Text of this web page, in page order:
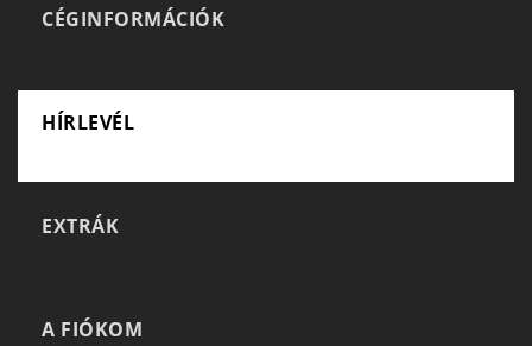
CÉGINFORMÁCIÓK
HÍRLEVÉL
EXTRÁK
A FIÓKOM